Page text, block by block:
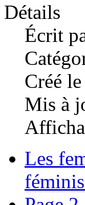
Détails
Écrit
Créé
Mis à
Les